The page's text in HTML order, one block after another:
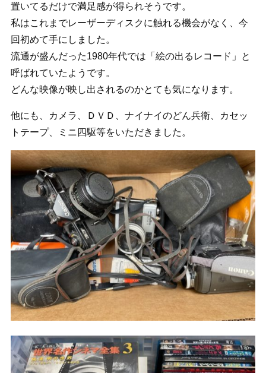
置いてるだけで満足感が得られそうです。
私はこれまでレーザーディスクに触れる機会がなく、今
回初めて手にしました。
流通が盛んだった1980年代では「絵の出るレコード」と
呼ばれていたようです。
どんな映像が映し出されるのかとても気になります。
他にも、カメラ、ＤＶＤ、ナイナイのどん兵衛、カセッ
トテープ、ミニ四駆等をいただきました。